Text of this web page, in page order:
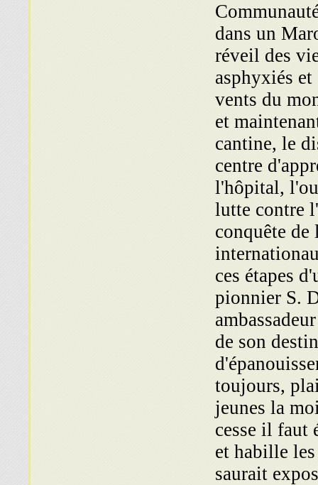
dans un
réveil des
asphyxiés
vents du
et
cantine, le
centre
l'hôpital,
lutte contre
conquête de
ces étapes
pionnier S.
de son
toujours,
jeunes la
cesse il faut
et habille les
saurait